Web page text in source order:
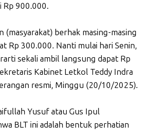
Rp 900.000.
(masyarakat) berhak masing-masing
Rp 300.000. Nanti mulai hari Senin,
sekali ambil langsung dapat Rp
Kabinet Letkol Teddy Indra
resmi, Minggu (20/10/2025).
Yusuf atau Gus Ipul
BLT ini adalah bentuk perhatian